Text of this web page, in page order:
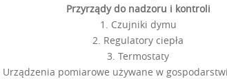
Przyrządy do nadzoru i kontroli
1. Czujniki dymu
2. Regulatory ciepła
3. Termostaty
Urządzenia pomiarowe używane w